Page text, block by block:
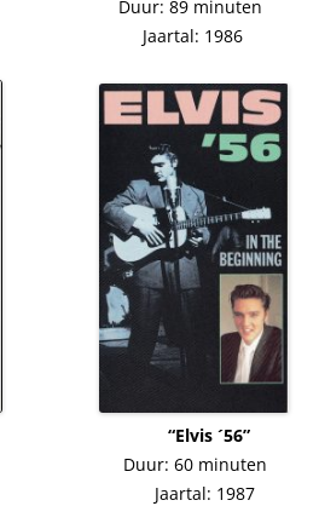
Duur: 89 minuten
Jaartal: 1986
Joe” “Elvis ´56”
Duur: 60 minuten
Jaartal: 1987